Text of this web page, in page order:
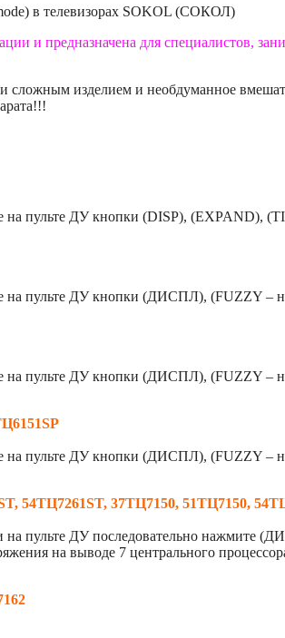
в телевизорах SOKOL (СОКОЛ)
и предназначена для специалистов,
изделием и необдуманное
на пульте ДУ кнопки (DISP), (EXPAND),
на пульте ДУ кнопки (ДИСПЛ), (FUZZY –
на пульте ДУ кнопки (ДИСПЛ), (FUZZY –
на пульте ДУ кнопки (ДИСПЛ), (FUZZY –
54ТЦ7261ST, 37ТЦ7150, 51ТЦ7150,
пульте ДУ последовательно
на выводе 7 центрального